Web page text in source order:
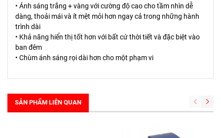
• Ánh sáng trắng + vàng với cường độ cao cho tầm nhìn dễ
dàng, thoải mái và ít mệt mỏi hơn ngay cả trong những hành
trình dài
• Khả năng hiển thị tốt hơn với bất cứ thời tiết và đặc biệt vào
ban đêm
• Chùm ánh sáng rọi dài hơn cho một phạm vi
SẢN PHẨM LIÊN QUAN